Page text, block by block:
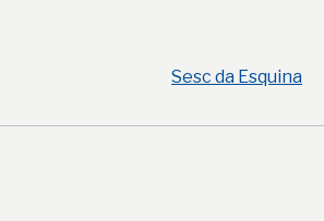
Sesc da Esquina